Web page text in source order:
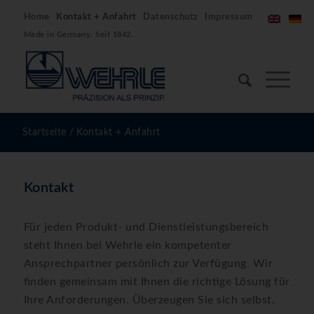
Home Kontakt + Anfahrt Datenschutz Impressum
Made in Germany. Seit 1842.
Startseite / Kontakt + Anfahrt
Kontakt
Für jeden Produkt- und Dienstleistungsbereich
steht Ihnen bei Wehrle ein kompetenter
Ansprechpartner persönlich zur Verfügung. Wir
finden gemeinsam mit Ihnen die richtige Lösung für
Ihre Anforderungen. Überzeugen Sie sich selbst.